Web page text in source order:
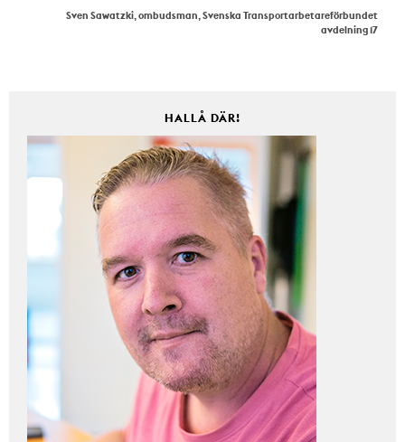
Sven Sawatzki, ombudsman, Svenska Transportarbetareförbundet
avdelning 17
HALLÅ DÄR!